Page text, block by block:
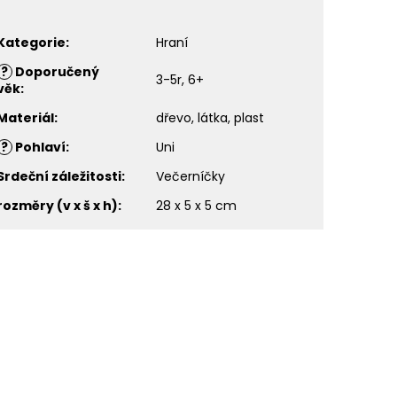
:
Hraní
? Doporučený
: 3-5r, 6+
:
dřevo, látka, plast
? Pohlaví:
Uni
záležitosti:
Večerníčky
(v x š x h): 28 x 5 x 5 cm